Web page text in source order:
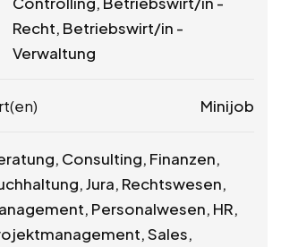
Recht, Betriebswirt/in -
Verwaltung
Minijob
Consulting, Finanzen,
Jura, Rechtswesen,
Personalwesen, HR,
Sales,